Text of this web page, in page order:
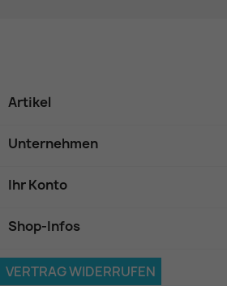
Artikel
Unternehmen
Ihr Konto
Shop-Infos
VERTRAG WIDERRUFEN